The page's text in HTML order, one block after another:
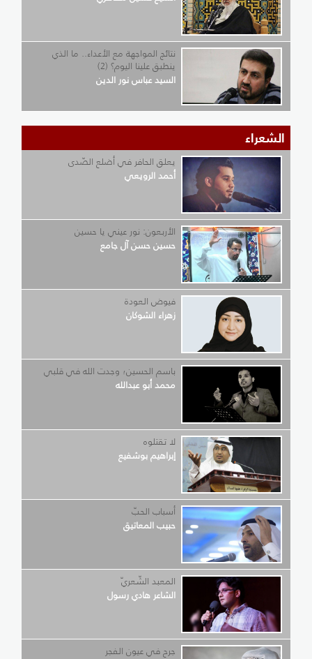
نتائج المواجهة مع الأعداء.. ما الذي
ينطبق علينا اليوم؟ (2)
السيد عباس نور الدين
الشعراء
يعلق الحافر في أضلع الصّدى
أحمد الرويعي
الأربعون: نور عيني يا حسين
حسين حسن آل جامع
فيوض العودة
زهراء الشوكان
باسم الحسين؛ وجدت الله في قلبي
محمد أبو عبدالله
لا تقتلوه
إبراهيم بوشفيع
أسباب الحبّ
حبيب المعاتيق
المعبد الشّعريّ
الشاعر هادي رسول
جرح في عيون الفجر